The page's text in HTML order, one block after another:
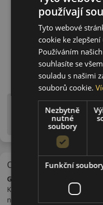
O značce
Goodyear
Koncern Goodyear je
na světě. Jeho historie se
Upozornění! Hodnoty
informativního
is EU štítky ve smyslu
používají
Tyto webové
cookie ke
Používáním
souhlasíte se
souladu s našimi
souborů cookie.
Nezbytně
nutné
soubory
Funkční